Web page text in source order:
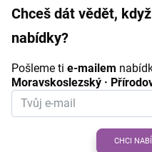
Chceš dát vědět,
nabídky?
Pošleme ti e-mailem
Moravskoslezský ·
CHCI